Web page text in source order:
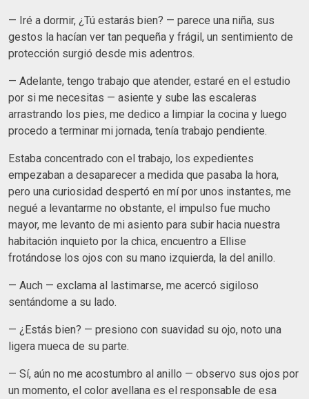
— Iré a dormir, ¿Tú estarás bien? — parece una niña, sus
gestos la hacían ver tan pequeña y frágil, un sentimiento de
protección surgió desde mis adentros.
— Adelante, tengo trabajo que atender, estaré en el estudio
por si me necesitas — asiente y sube las escaleras
arrastrando los pies, me dedico a limpiar la cocina y luego
procedo a terminar mi jornada, tenía trabajo pendiente.
Estaba concentrado con el trabajo, los expedientes
empezaban a desaparecer a medida que pasaba la hora,
pero una curiosidad despertó en mí por unos instantes, me
negué a levantarme no obstante, el impulso fue mucho
mayor, me levanto de mi asiento para subir hacia nuestra
habitación inquieto por la chica, encuentro a Ellise
frotándose los ojos con su mano izquierda, la del anillo.
— Auch — exclama al lastimarse, me acercó sigiloso
sentándome a su lado.
— ¿Estás bien? — presiono con suavidad su ojo, noto una
ligera mueca de su parte.
— Sí, aún no me acostumbro al anillo — observo sus ojos por
un momento, el color avellana es el responsable de esa